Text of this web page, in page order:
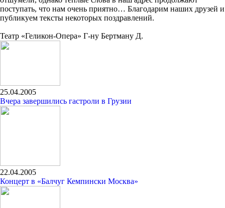
поступать, что нам очень приятно… Благодарим наших друзей и
публикуем тексты некоторых поздравлений.
Театр «Геликон-Опера» Г-ну Бертману Д.
25.04.2005
Вчера завершились гастроли в Грузии
22.04.2005
Концерт в «Балчуг Кемпински Москва»